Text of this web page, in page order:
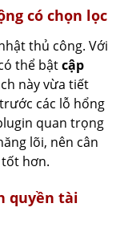
có chọn lọc
thủ công. Với
thể bậtcập
này vừa tiết
các lỗ hổng
quan trọng
lõi, nên cân
hơn.
quyền tài